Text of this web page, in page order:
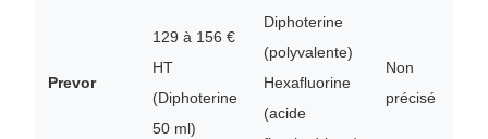
Prevor
129 à 156 €
HT
(Diphoterine
50 ml)
Diphoterine
(polyvalente)
Hexafluorine
(acide
Non
précisé